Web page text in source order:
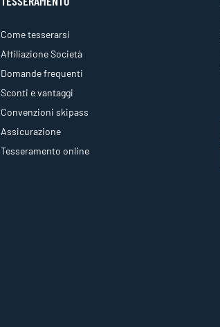
Come tesserarsi
Affiliazione Società
Domande frequenti
Sconti e vantaggi
Convenzioni skipass
Assicurazione
Tesseramento online